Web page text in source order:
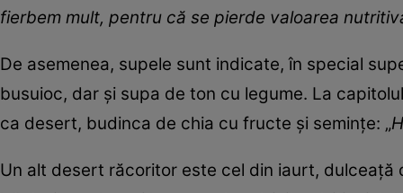
fierbem mult, pentru că se pierde valoarea
De asemenea, supele sunt indicate, în special
busuioc, dar și supa de ton cu legume. La
ca desert, budinca de chia cu fructe și semințe: „
Un alt desert răcoritor este cel din iaurt,